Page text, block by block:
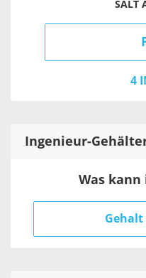
SALT
4
Ingenieur-
Was kann
Gehalt